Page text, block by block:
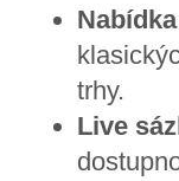
trhy.
Live